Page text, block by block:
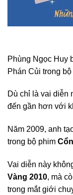
Phùng Ngọc Huy
Phán Củi trong
Dù chỉ là vai diễn
đến gần hơn với
Năm 2009, anh
trong bộ phim
Vai diễn này
Vàng 2010, mà
trong mắt giới